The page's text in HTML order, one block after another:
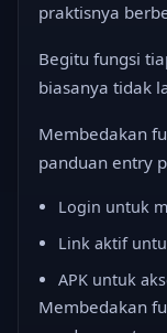
praktisnya
Begitu fungsi
biasanya tidak
Membedakan
panduan entry
Login untuk
Link aktif
APK untuk
Membedakan